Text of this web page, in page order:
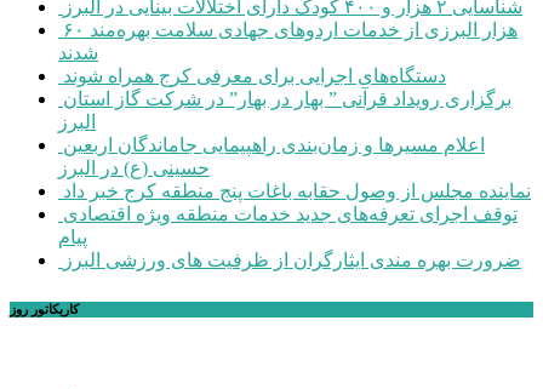
شناسایی ۲ هزار و ۴۰۰ کودک دارای اختلالات بینایی در البرز
۶۰ هزار البرزی از خدمات اردوهای جهادی سلامت بهره‌مند
شدند
دستگاه‌های اجرایی برای معرفی کرج همراه شوند
البرز
حسینی (ع) در البرز
نماینده مجلس از وصول حقابه باغات پنج منطقه کرج خبر داد
پیام
ضرورت بهره مندی ایثارگران از ظرفیت های ورزشی البرز
کاریکاتور روز